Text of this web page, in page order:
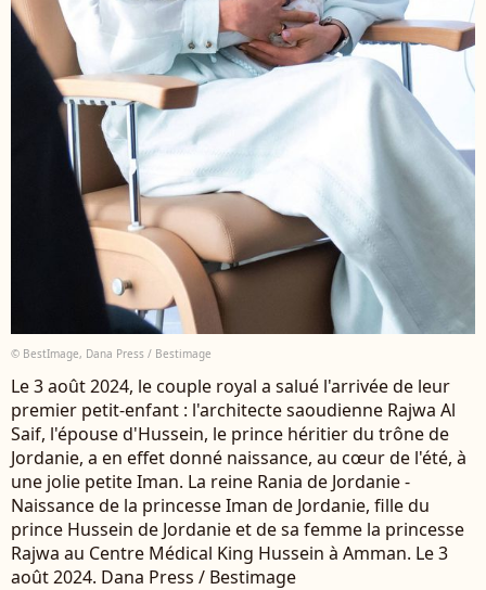
© BestImage, Dana Press / Bestimage
Le 3 août 2024, le couple royal a salué l'arrivée de leur
premier petit-enfant : l'architecte saoudienne Rajwa Al
Saif, l'épouse d'Hussein, le prince héritier du trône de
Jordanie, a en effet donné naissance, au cœur de l'été, à
une jolie petite Iman. La reine Rania de Jordanie -
Naissance de la princesse Iman de Jordanie, fille du
prince Hussein de Jordanie et de sa femme la princesse
Rajwa au Centre Médical King Hussein à Amman. Le 3
août 2024. Dana Press / Bestimage